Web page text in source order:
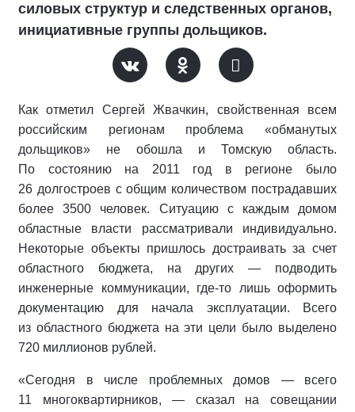
силовых структур и следственных органов,
инициативные группы дольщиков.
Как отметил Сергей Жвачкин, свойственная всем
российским регионам проблема «обманутых
дольщиков» не обошла и Томскую область.
По состоянию на 2011 год в регионе было
26 долгостроев с общим количеством пострадавших
более 3500 человек. Ситуацию с каждым домом
областные власти рассматривали индивидуально.
Некоторые объекты пришлось достраивать за счет
областного бюджета, на других — подводить
инженерные коммуникации, где-то лишь оформить
документацию для начала эксплуатации. Всего
из областного бюджета на эти цели было выделено
720 миллионов рублей.
«Сегодня в числе проблемных домов — всего
11 многоквартирников, — сказал на совещании